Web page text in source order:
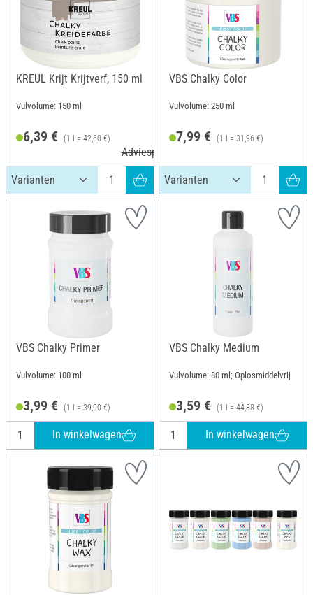
KREUL Krijt Krijtverf, 150 ml
Vulvolume: 150 ml
6,39 € (1 l = 42,60 €)
Adviesprijs 6,99 €
VBS Chalky Color
Vulvolume: 250 ml
7,99 € (1 l = 31,96 €)
VBS Chalky Primer
Vulvolume: 100 ml
3,99 € (1 l = 39,90 €)
In winkelwagen
VBS Chalky Medium
Vulvolume: 80 ml; Oplosmiddelvrij
3,59 € (1 l = 44,88 €)
In winkelwagen